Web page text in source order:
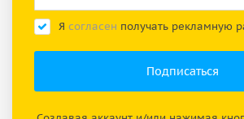
Я согласен получать рекламную